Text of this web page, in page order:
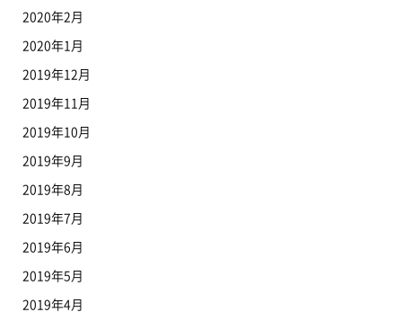
2020年2月
2020年1月
2019年12月
2019年11月
2019年10月
2019年9月
2019年8月
2019年7月
2019年6月
2019年5月
2019年4月